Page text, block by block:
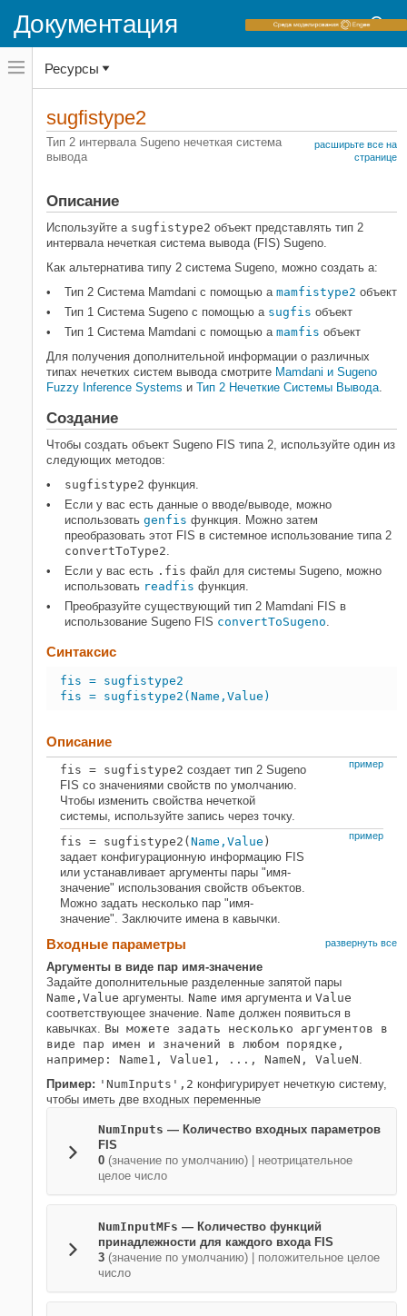
Документация
Переключатель
навигационного
меню
переключатель
навигационного
Fuzzy Logic Toolbox
Нечеткое системное моделирование
sugfistype2
НА ЭТОЙ СТРАНИЦЕ
Описание
Создание
Свойства
Функции объекта
Примеры
Смотрите также
Ресурсы
sugfistype2
Тип 2 интервала Sugeno нечеткая система
вывода
расширьте все на
странице
Описание
Используйте a sugfistype2 объект представлять тип 2
интервала нечеткая система вывода (FIS) Sugeno.
Как альтернатива типу 2 система Sugeno, можно создать a:
Тип 2 Система Mamdani с помощью a mamfistype2 объект
Тип 1 Система Sugeno с помощью a sugfis объект
Тип 1 Система Mamdani с помощью a mamfis объект
Для получения дополнительной информации о различных
типах нечетких систем вывода смотрите Mamdani и Sugeno
Fuzzy Inference Systems и Тип 2 Нечеткие Системы Вывода.
Создание
Чтобы создать объект Sugeno FIS типа 2, используйте один из
следующих методов:
sugfistype2 функция.
Если у вас есть данные о вводе/выводе, можно
использовать genfis функция. Можно затем
преобразовать этот FIS в системное использование типа 2
convertToType2.
Если у вас есть .fis файл для системы Sugeno, можно
использовать readfis функция.
Преобразуйте существующий тип 2 Mamdani FIS в
использование Sugeno FIS convertToSugeno.
Синтаксис
fis = sugfistype2
fis = sugfistype2(Name,Value)
Описание
пример
fis = sugfistype2 создает тип 2 Sugeno
FIS со значениями свойств по умолчанию.
Чтобы изменить свойства нечеткой
системы, используйте запись через точку.
пример
fis = sugfistype2( Name,Value )
задает конфигурационную информацию FIS
или устанавливает аргументы пары "имя-
значение" использования свойств объектов.
Можно задать несколько пар "имя-
значение". Заключите имена в кавычки.
Входные параметры развернуть все
Аргументы в виде пар имя-значение
Задайте дополнительные разделенные запятой пары
Name,Value аргументы. Name имя аргумента и Value
соответствующее значение. Name должен появиться в
кавычках. Вы можете задать несколько аргументов в
виде пар имен и значений в любом порядке,
например: Name1, Value1, ..., NameN, ValueN.
Пример: 'NumInputs',2 конфигурирует нечеткую систему,
чтобы иметь две входных переменные
NumInputs — Количество входных параметров
FIS
0 (значение по умолчанию) | неотрицательное
целое число
NumInputMFs — Количество функций
принадлежности для каждого входа FIS
3 (значение по умолчанию) | положительное целое
число